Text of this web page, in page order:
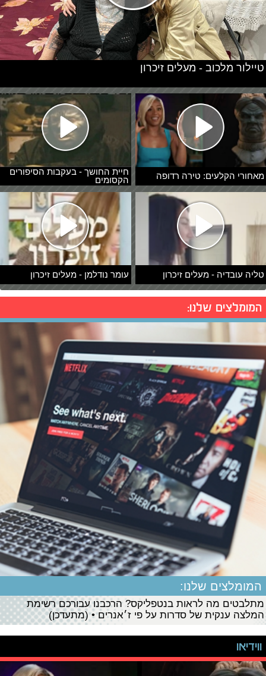
מאחורי הקלעים: טירה רדופה
חיית החושך - בעקבות הסיפורים
הקסומים
טליה עובדיה - מעלים זיכרון עומר נודלמן - מעלים זיכרון
טיילור מלכוב - מעלים זיכרון
המומלצים שלנו:
המומלצים שלנו:
מתלבטים מה לראות בנטפליקס? הרכבנו עבורכם רשימת
המלצה ענקית של סדרות על פי ז׳אנרים • (מתעדכן)
ווידיאו